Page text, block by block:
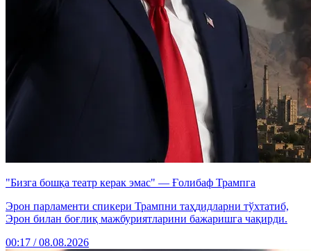
"Бизга бошқа театр керак эмас" — Ғолибаф Трампга
Эрон парламенти спикери Трампни таҳдидларни тўхтатиб,
Эрон билан боғлиқ мажбуриятларини бажаришга чақирди.
00:17 / 08.08.2026